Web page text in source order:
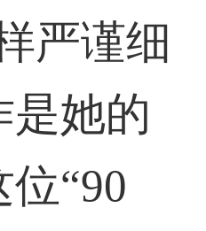
严谨细
是她的
位“90